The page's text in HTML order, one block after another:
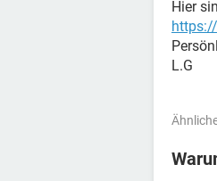
Hier
L.G